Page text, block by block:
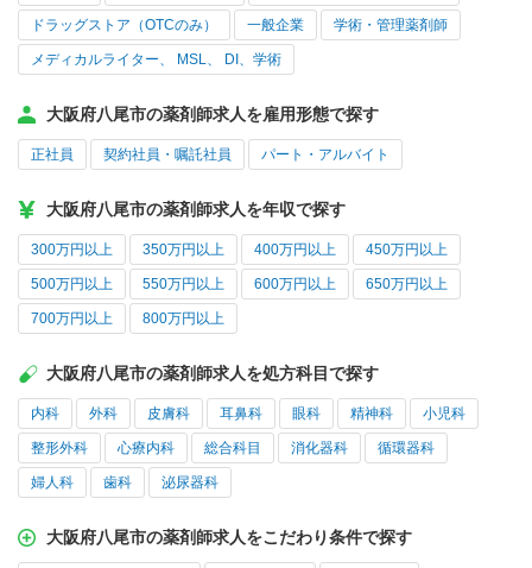
ドラッグストア（OTCのみ） 一般企業 学術・管理薬剤師
メディカルライター、 MSL、 DI、学術
大阪府八尾市の薬剤師求人を雇用形態で探す
正社員 契約社員・嘱託社員 パート・アルバイト
大阪府八尾市の薬剤師求人を年収で探す
300万円以上 350万円以上 400万円以上 450万円以上
500万円以上 550万円以上 600万円以上 650万円以上
700万円以上 800万円以上
大阪府八尾市の薬剤師求人を処方科目で探す
内科 外科 皮膚科 耳鼻科 眼科 精神科 小児科
整形外科 心療内科 総合科目 消化器科 循環器科
婦人科 歯科 泌尿器科
大阪府八尾市の薬剤師求人をこだわり条件で探す